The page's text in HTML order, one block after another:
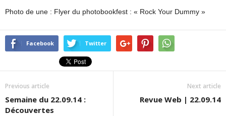
Photo de une : Flyer du photobookfest : « Rock Your Dummy »
Facebook Twitter
Previous article
Semaine du 22.09.14 :
Découvertes
Next article
Revue Web | 22.09.14